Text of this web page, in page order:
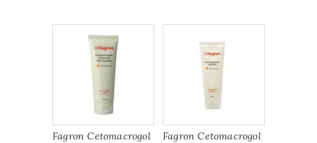
Fagron Cetomacrogol
Fagron Cetomacrogol